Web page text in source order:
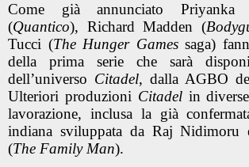
Come già annunciato Priyanka
(Quantico), Richard Madden (
Tucci (The Hunger Gamessaga)
della prima serie che sarà
dell’universo Citadel, dalla AGBO
Ulteriori produzioni Citadelin
lavorazione, inclusa la già
indiana sviluppata da Raj Nidimoru
(The Family Man).